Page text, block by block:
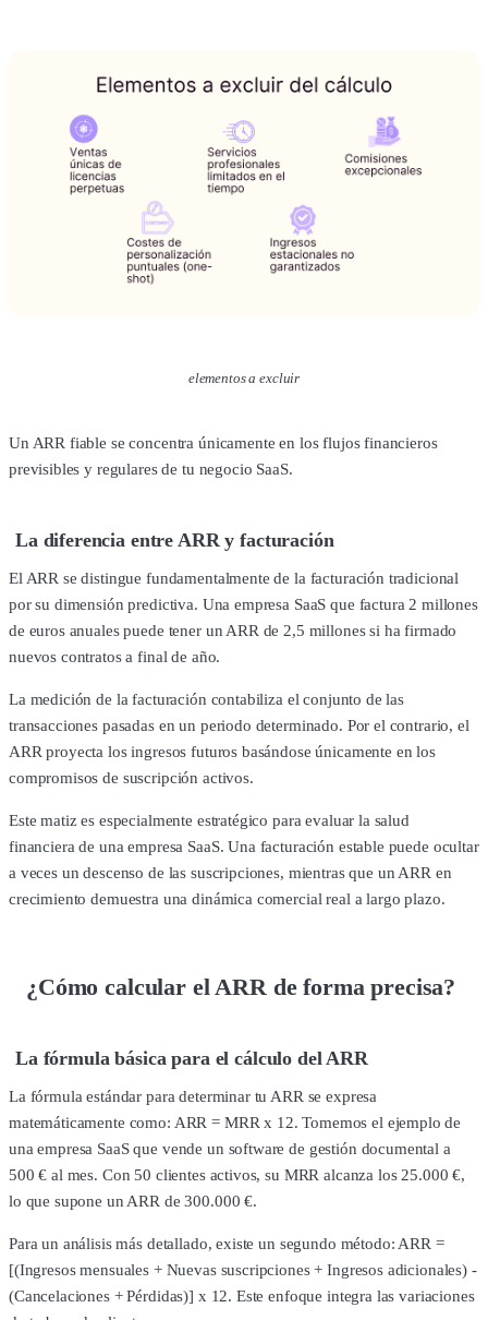
elementos a excluir
Un ARR fiable se concentra únicamente en los flujos financieros
previsibles y regulares de tu negocio SaaS.
La diferencia entre ARR y facturación
El ARR se distingue fundamentalmente de la facturación tradicional
por su dimensión predictiva. Una empresa SaaS que factura 2 millones
de euros anuales puede tener un ARR de 2,5 millones si ha firmado
nuevos contratos a final de año.
La medición de la facturación contabiliza el conjunto de las
transacciones pasadas en un periodo determinado. Por el contrario, el
ARR proyecta los ingresos futuros basándose únicamente en los
compromisos de suscripción activos.
Este matiz es especialmente estratégico para evaluar la salud
financiera de una empresa SaaS. Una facturación estable puede ocultar
a veces un descenso de las suscripciones, mientras que un ARR en
crecimiento demuestra una dinámica comercial real a largo plazo.
¿Cómo calcular el ARR de forma precisa?
La fórmula básica para el cálculo del ARR
La fórmula estándar para determinar tu ARR se expresa
matemáticamente como: ARR = MRR x 12. Tomemos el ejemplo de
una empresa SaaS que vende un software de gestión documental a
500 € al mes. Con 50 clientes activos, su MRR alcanza los 25.000 €,
lo que supone un ARR de 300.000 €.
Para un análisis más detallado, existe un segundo método: ARR =
[(Ingresos mensuales + Nuevas suscripciones + Ingresos adicionales) -
(Cancelaciones + Pérdidas)] x 12. Este enfoque integra las variaciones